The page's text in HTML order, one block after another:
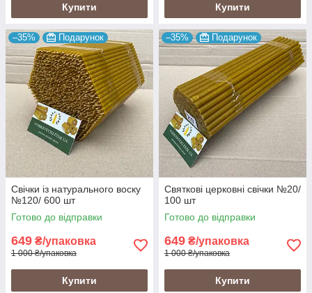
Купити Купити
–35% Подарунок
Свічки із натурального воску
№120/ 600 шт
Готово до відправки
649 ₴/упаковка
1 000 ₴/упаковка
Купити
–35% Подарунок
Святкові церковні свічки №20/
100 шт
Готово до відправки
649 ₴/упаковка
1 000 ₴/упаковка
Купити